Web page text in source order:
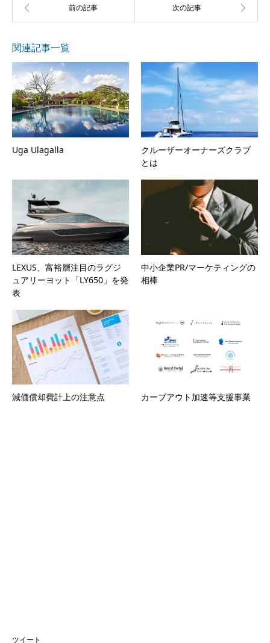
関連記事一覧
Uga Ulagalla
クルーザーオーナーズクラブ
とは
LEXUS、富裕層注目のラグジ
ュアリーヨット「LY650」を発
表
中小企業PR/マーケティングの
相棒
減価償却費計上の注意点 カーブアウト加速等支援事業
ツイート